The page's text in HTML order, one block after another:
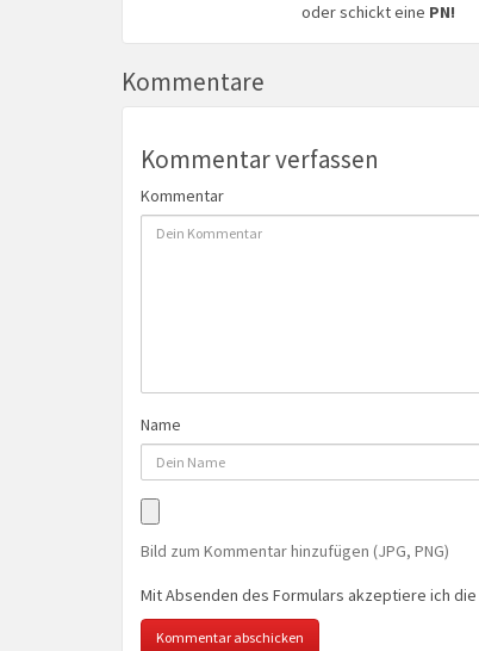
oder schickt eine PN!
Kommentare
Kommentar verfassen
Kommentar
Name
Bild zum Kommentar hinzufügen (JPG, PNG)
Mit Absenden des Formulars akzeptiere ich die